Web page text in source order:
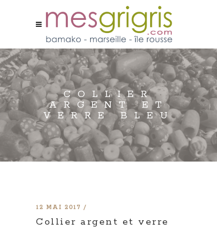
COLLIER
ARGENT ET
VERRE BLEU
12 MAI 2017
Collier argent et verre